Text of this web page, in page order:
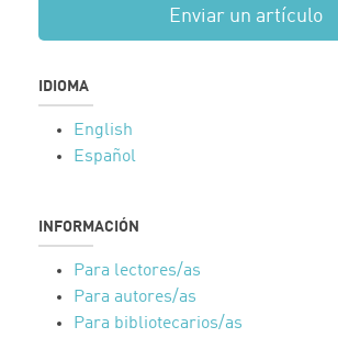
Enviar un artículo
IDIOMA
English
Español
INFORMACIÓN
Para lectores/as
Para autores/as
Para bibliotecarios/as